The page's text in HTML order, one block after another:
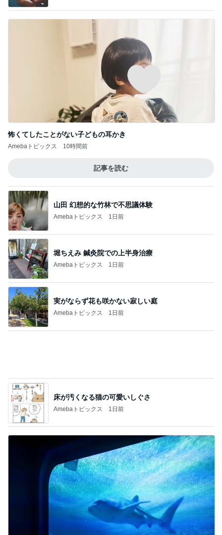
怖くてしたことがない子どもの耳かき
記事を読む
Amebaトピックス 1日前
堀ちえみ 鍼灸院での上半身治療
Amebaトピックス 1日前
実がならず花も咲かない寂しい庭
Amebaトピックス 1日前
床が汚くなる猫の可愛いしぐさ
Amebaトピックス 1日前
共働きワンオペの夏休みのこと
Amebaトピックス 1日前
記事を読む
コーヒーと合う大人のサンドクッキー